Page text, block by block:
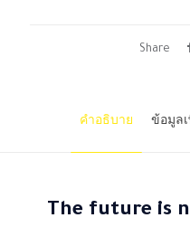
Share
คำอธิบาย ข้อมูล
The future is